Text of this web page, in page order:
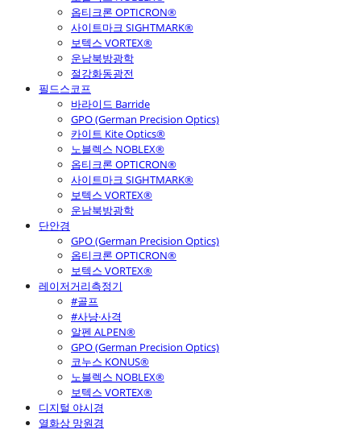
옵티크론 OPTICRON®
사이트마크 SIGHTMARK®
보텍스 VORTEX®
운남북방광학
절강화동광전
필드스코프
바라이드 Barride
GPO (German Precision Optics)
카이트 Kite Optics®
노블렉스 NOBLEX®
옵티크론 OPTICRON®
사이트마크 SIGHTMARK®
보텍스 VORTEX®
운남북방광학
단안경
GPO (German Precision Optics)
옵티크론 OPTICRON®
보텍스 VORTEX®
레이저거리측정기
#골프
#사냥·사격
알펜 ALPEN®
GPO (German Precision Optics)
코누스 KONUS®
노블렉스 NOBLEX®
보텍스 VORTEX®
디지털 야시경
열화상 망원경